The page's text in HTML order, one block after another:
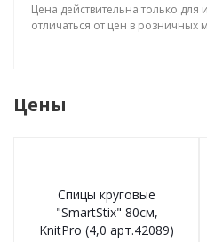
Цена действительна только
отличаться от цен в розничных
Цены
Спицы круговые
"SmartStix" 80см,
KnitPro (4,0 арт.42089)